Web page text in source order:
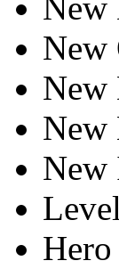
New
New
New
New
New